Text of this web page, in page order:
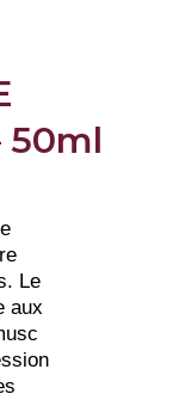
50ml
Le
aux